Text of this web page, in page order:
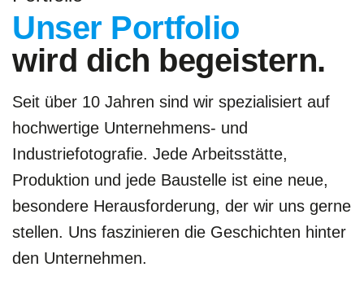
Unser Portfolio
wird dich begeistern.
Seit über 10 Jahren sind wir spezialisiert auf
hochwertige Unternehmens- und
Industriefotografie. Jede Arbeitsstätte,
Produktion und jede Baustelle ist eine neue,
besondere Herausforderung, der wir uns gerne
stellen. Uns faszinieren die Geschichten hinter
den Unternehmen.